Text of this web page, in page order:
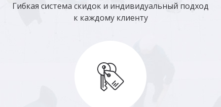
Гибкая система скидок и индивидуальный подход
к каждому клиенту